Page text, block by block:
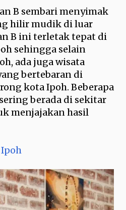
B sembari menyimak
hilir mudik di luar
B ini terletak tepat di
sehingga selain
ada juga wisata
bertebaran di
kota Ipoh. Beberapa
berada di sekitar
menjajakan hasil